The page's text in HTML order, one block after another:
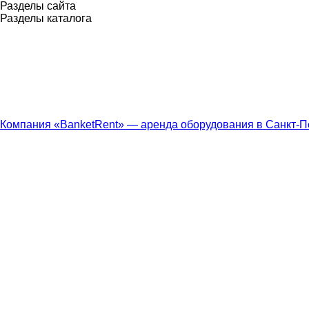
Разделы сайта
Разделы каталога
Компания «BanketRent» — аренда оборудования в Санкт-